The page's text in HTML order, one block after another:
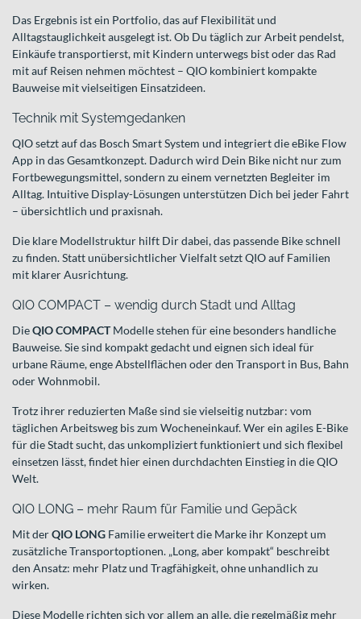
Das Ergebnis ist ein Portfolio, das auf Flexibilität und
Alltagstauglichkeit ausgelegt ist. Ob Du täglich zur Arbeit pendelst,
Einkäufe transportierst, mit Kindern unterwegs bist oder das Rad
mit auf Reisen nehmen möchtest – QIO kombiniert kompakte
Bauweise mit vielseitigen Einsatzideen.
Technik mit Systemgedanken
QIO setzt auf das Bosch Smart System und integriert die eBike Flow
App in das Gesamtkonzept. Dadurch wird Dein Bike nicht nur zum
Fortbewegungsmittel, sondern zu einem vernetzten Begleiter im
Alltag. Intuitive Display-Lösungen unterstützen Dich bei jeder Fahrt
– übersichtlich und praxisnah.
Die klare Modellstruktur hilft Dir dabei, das passende Bike schnell
zu finden. Statt unübersichtlicher Vielfalt setzt QIO auf Familien
mit klarer Ausrichtung.
QIO COMPACT – wendig durch Stadt und Alltag
DieQIO COMPACTModelle stehen für eine besonders handliche
Bauweise. Sie sind kompakt gedacht und eignen sich ideal für
urbane Räume, enge Abstellflächen oder den Transport in Bus, Bahn
oder Wohnmobil.
Trotz ihrer reduzierten Maße sind sie vielseitig nutzbar: vom
täglichen Arbeitsweg bis zum Wocheneinkauf. Wer ein agiles E-Bike
für die Stadt sucht, das unkompliziert funktioniert und sich flexibel
einsetzen lässt, findet hier einen durchdachten Einstieg in die QIO
Welt.
QIO LONG – mehr Raum für Familie und Gepäck
Mit derQIO LONG Familie erweitert die Marke ihr Konzept um
zusätzliche Transportoptionen. „Long, aber kompakt“ beschreibt
den Ansatz: mehr Platz und Tragfähigkeit, ohne unhandlich zu
wirken.
Diese Modelle richten sich vor allem an alle, die regelmäßig mehr